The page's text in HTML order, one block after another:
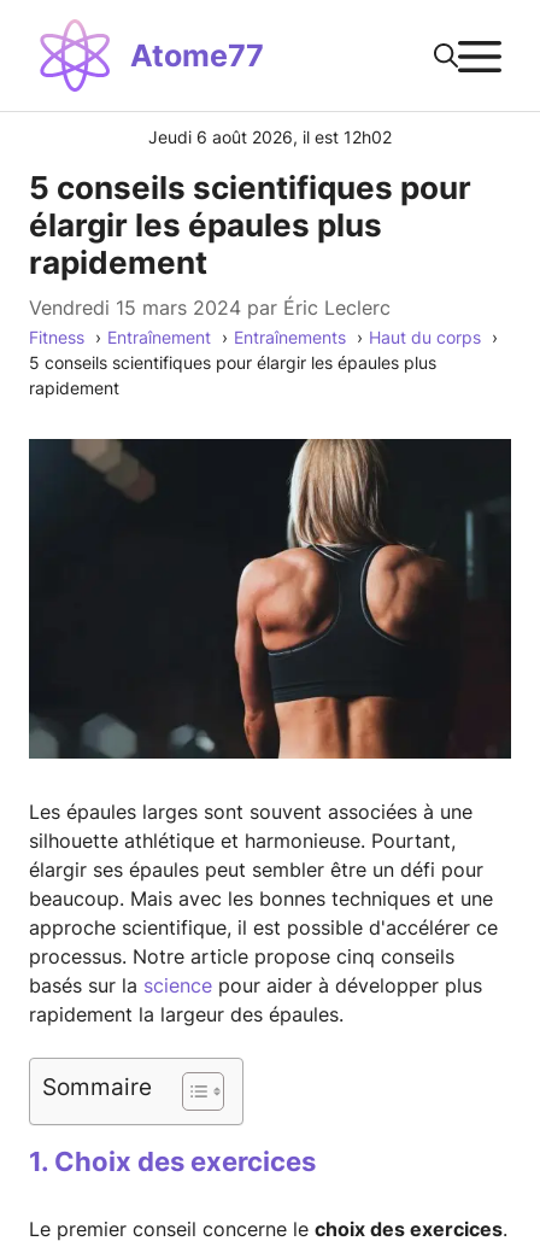
contenu
Atome77
Jeudi 6 août 2026, il est 12h02
5 conseils scientifiques pour
élargir les épaules plus
rapidement
vendredi 15 mars 2024 par Éric Leclerc
Fitness Entraînement Entraînements
Haut du corps
5 conseils scientifiques pour élargir les épaules plus
rapidement
Les épaules larges sont souvent associées à une
silhouette athlétique et harmonieuse. Pourtant,
élargir ses épaules peut sembler être un défi pour
beaucoup. Mais avec les bonnes techniques et une
approche scientifique, il est possible d'accélérer ce
processus. Notre article propose cinq conseils
basés sur la science pour aider à développer plus
rapidement la largeur des épaules.
Sommaire
1. Choix des exercices
Le premier conseil concerne le choix des exercices.